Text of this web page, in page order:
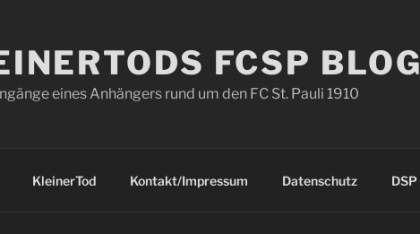
FCSP BLOG
eines Anhängers rund um den FC St. Pauli 1910
KleinerTod Kontakt/Impressum Datenschutz DSP